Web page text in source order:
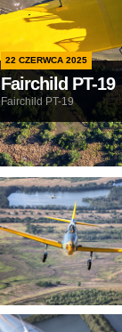
22 CZERWCA 2025
Fairchild PT-19
Fairchild PT-19